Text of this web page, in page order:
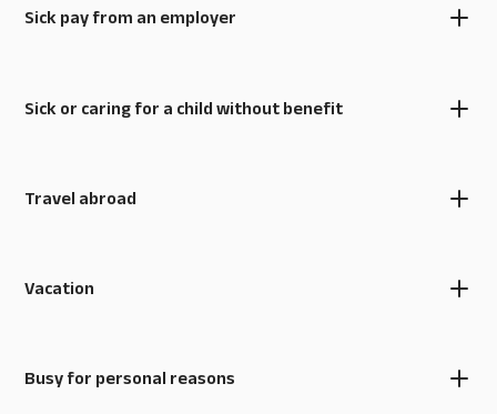
Sick pay from an employer
Sick or caring for a child without benefit
Travel abroad
Vacation
Busy for personal reasons